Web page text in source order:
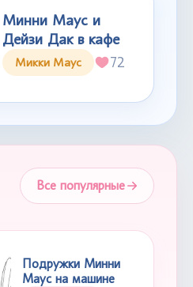
Минни Маус и
Дейзи Дак в кафе
Микки Маус 72
Все популярные
Подружки Минни
Маус на машине